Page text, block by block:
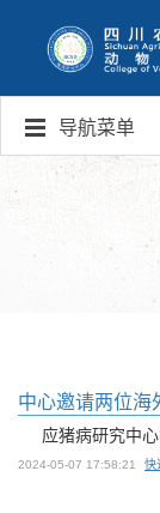
导航菜单
中心邀请两位海
2024-05-07 17:58:21 快